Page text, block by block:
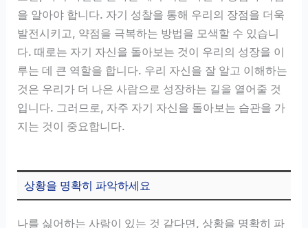
을 알아야 합니다. 자기 성찰을 통해 우리의 장점을 더욱
발전시키고, 약점을 극복하는 방법을 모색할 수 있습니
다. 때로는 자기 자신을 돌아보는 것이 우리의 성장을 이
루는 데 큰 역할을 합니다. 우리 자신을 잘 알고 이해하는
것은 우리가 더 나은 사람으로 성장하는 길을 열어줄 것
입니다. 그러므로, 자주 자기 자신을 돌아보는 습관을 가
지는 것이 중요합니다.
상황을 명확히 파악하세요
나를 싫어하는 사람이 있는 것 같다면, 상황을 명확히 파